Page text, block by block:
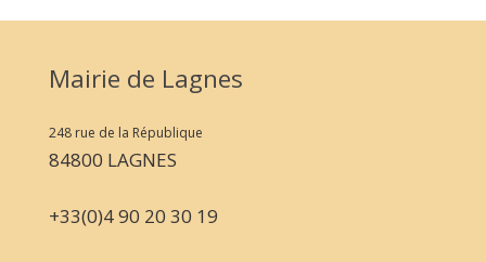
Mairie de Lagnes
248 rue de la République
84800 LAGNES
+33(0)4 90 20 30 19